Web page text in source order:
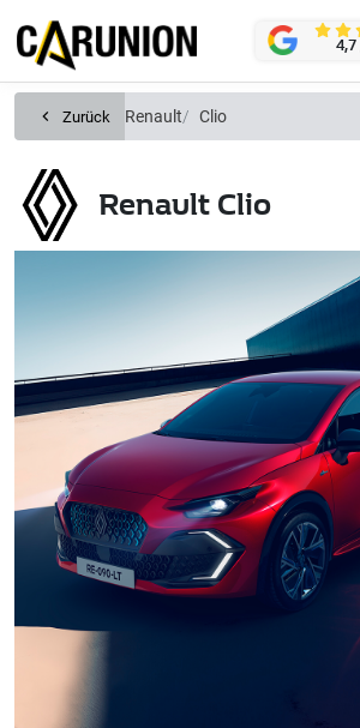
KONTAKT 4,7
Zurück Renault Clio
Renault Clio